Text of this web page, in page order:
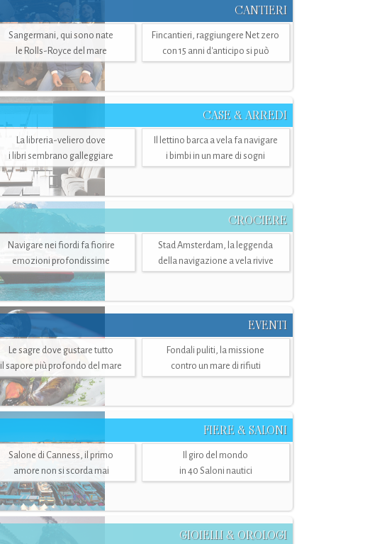
CANTIERI
Sangermani, qui sono nate
le Rolls-Royce del mare
Fincantieri, raggiungere Net zero
con 15 anni d'anticipo si può
CASE & ARREDI
La libreria-veliero dove
i libri sembrano galleggiare
Il lettino barca a vela fa navigare
i bimbi in un mare di sogni
CROCIERE
Navigare nei fiordi fa fiorire
emozioni profondissime
Stad Amsterdam, la leggenda
della navigazione a vela rivive
EVENTI
Le sagre dove gustare tutto
il sapore più profondo del mare
Fondali puliti, la missione
contro un mare di rifiuti
FIERE & SALONI
Salone di Canness, il primo
amore non si scorda mai
Il giro del mondo
in 40 Saloni nautici
GIOIELLI & OROLOGI